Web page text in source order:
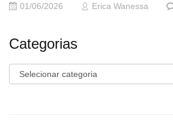
01/06/2026 Erica Wanessa
Categorias
Categorias